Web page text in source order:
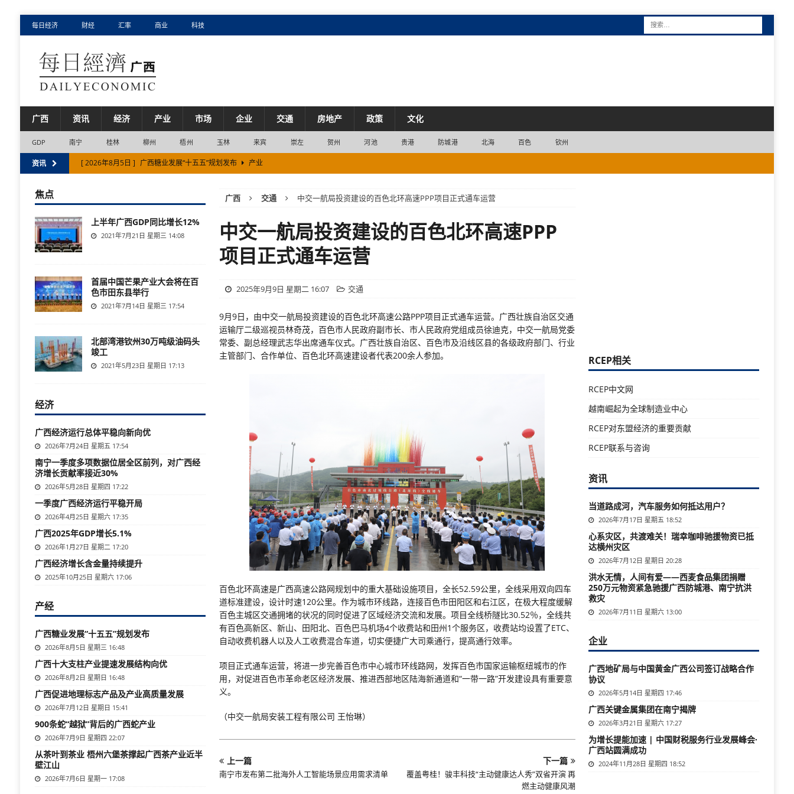
每日经济 财经 汇率 商业 科技
广西 资讯 经济 产业 市场 企业 交通 房地产 政策 文化
GDP 南宁 桂林 柳州 梧州 玉林 来宾 崇左 贺州 河池 贵港 防城港 北海 百色 钦州
资讯 [ 2026年8月5日 ] 广西糖业发展“十五五”规划发布
产业
[ 2026年8月4日 ] 2026年上半年友谊关口岸进出口货值居广西首位
市场
[ 2026年8月2日 ] 广西十大支柱产业提速发展结构向优
产业
[ 2026年8月5日 ]
广西巩固提升工程建设项目审批制度改革 市场
广西 交通 中交一航局投资建设的百色北环高速PPP项目正式通车运营
中交一航局投资建设的百色北环高速PPP
项目正式通车运营
2025年9月9日 星期二 16:07 交通
9月9日，由中交一航局投资建设的百色北环高速公路PPP项目正式通车运营。广西壮族自治区交通
运输厅二级巡视员林奇茂，百色市人民政府副市长、市人民政府党组成员徐迪克，中交一航局党委
常委、副总经理武志华出席通车仪式。广西壮族自治区、百色市及沿线区县的各级政府部门、行业
主管部门、合作单位、百色北环高速建设者代表200余人参加。
百色北环高速是广西高速公路网规划中的重大基础设施项目，全长52.59公里，全线采用双向四车
道标准建设，设计时速120公里。作为城市环线路，连接百色市田阳区和右江区，在极大程度缓解
百色主城区交通拥堵的状况的同时促进了区域经济交流和发展。项目全线桥隧比30.52％，全线共
有百色高新区、新山、田阳北、百色巴马机场4个收费站和田州1个服务区，收费站均设置了ETC、
自动收费机器人以及人工收费混合车道，切实便捷广大司乘通行，提高通行效率。
项目正式通车运营，将进一步完善百色市中心城市环线路网，发挥百色市国家运输枢纽城市的作
用，对促进百色市革命老区经济发展、推进西部地区陆海新通道和“一带一路”开发建设具有重要意
义。
（中交一航局安装工程有限公司 王怡琳）
上一篇
南宁市发布第二批海外人工智能场景应用需求清单
下一篇
覆盖粤桂！骏丰科技“主动健康达人秀”双省开演 再
燃主动健康风潮
焦点
上半年广西GDP同比增长12%
2021年7月21日 星期三 14:08
首届中国芒果产业大会将在百
色市田东县举行
2021年7月14日 星期三 17:54
北部湾港钦州30万吨级油码头
竣工
2021年5月23日 星期日 17:13
经济
广西经济运行总体平稳向新向优
2026年7月24日 星期五 17:54
南宁一季度多项数据位居全区前列，对广西经
济增长贡献率接近30%
2026年5月28日 星期四 17:22
一季度广西经济运行平稳开局
2026年4月25日 星期六 17:35
广西2025年GDP增长5.1%
2026年1月27日 星期二 17:20
广西经济增长含金量持续提升
2025年10月25日 星期六 17:06
产经
广西糖业发展“十五五”规划发布
2026年8月5日 星期三 16:48
广西十大支柱产业提速发展结构向优
2026年8月2日 星期日 16:48
广西促进地理标志产品及产业高质量发展
2026年7月12日 星期日 15:41
900条蛇“越狱”背后的广西蛇产业
2026年7月9日 星期四 22:07
从茶叶到茶业 梧州六堡茶撑起广西茶产业近半
壁江山
2026年7月6日 星期一 17:08
RCEP相关
RCEP中文网
越南崛起为全球制造业中心
RCEP对东盟经济的重要贡献
RCEP联系与咨询
资讯
当道路成河，汽车服务如何抵达用户？
2026年7月17日 星期五 18:52
心系灾区，共渡难关！瑞幸咖啡驰援物资已抵
达横州灾区
2026年7月12日 星期日 20:28
洪水无情，人间有爱——西麦食品集团捐赠
250万元物资紧急驰援广西防城港、南宁抗洪
救灾
2026年7月11日 星期六 13:00
企业
广西地矿局与中国黄金广西公司签订战略合作
协议
2026年5月14日 星期四 17:46
广西关键金属集团在南宁揭牌
2026年3月21日 星期六 17:27
为增长提能加速 | 中国财税服务行业发展峰会·
广西站圆满成功
2024年11月28日 星期四 18:52